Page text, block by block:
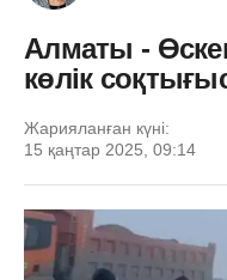
Алматы -
көлік
Жарияланған күні:
15 қаңтар 2025, 09:14